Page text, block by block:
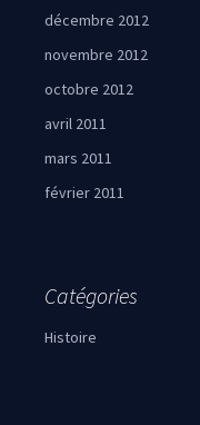
décembre 2012
novembre 2012
octobre 2012
avril 2011
mars 2011
février 2011
Catégories
Histoire